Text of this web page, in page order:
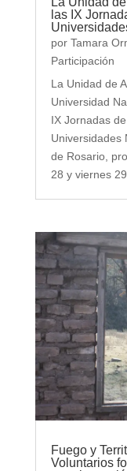
las IX
por Tamara
Participación
La Unidad de
Universidad
IX Jornadas
Universidades
de Rosario,
28 y viernes
Fuego y
Voluntarios